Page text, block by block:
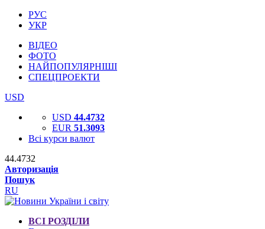
РУС
УКР
ВІДЕО
ФОТО
НАЙПОПУЛЯРНІШІ
СПЕЦПРОЕКТИ
USD
USD 44.4732
EUR 51.3093
Всі курси валют
44.4732
Авторизація
Пошук
RU
ВСІ РОЗДІЛИ